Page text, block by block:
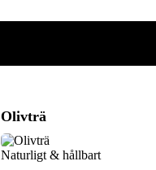
Olivträ
Naturligt & hållbart